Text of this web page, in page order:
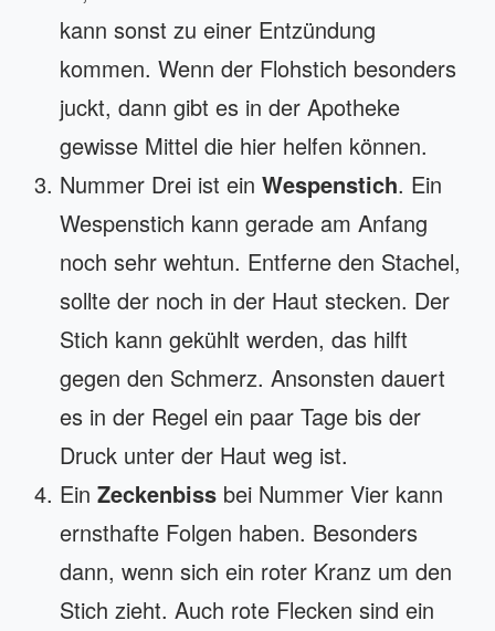
kann sonst zu einer Entzündung
kommen. Wenn der Flohstich besonders
juckt, dann gibt es in der Apotheke
gewisse Mittel die hier helfen können.
Nummer Drei ist ein Wespenstich. Ein
Wespenstich kann gerade am Anfang
noch sehr wehtun. Entferne den Stachel,
sollte der noch in der Haut stecken. Der
Stich kann gekühlt werden, das hilft
gegen den Schmerz. Ansonsten dauert
es in der Regel ein paar Tage bis der
Druck unter der Haut weg ist.
Ein Zeckenbiss bei Nummer Vier kann
ernsthafte Folgen haben. Besonders
dann, wenn sich ein roter Kranz um den
Stich zieht. Auch rote Flecken sind ein